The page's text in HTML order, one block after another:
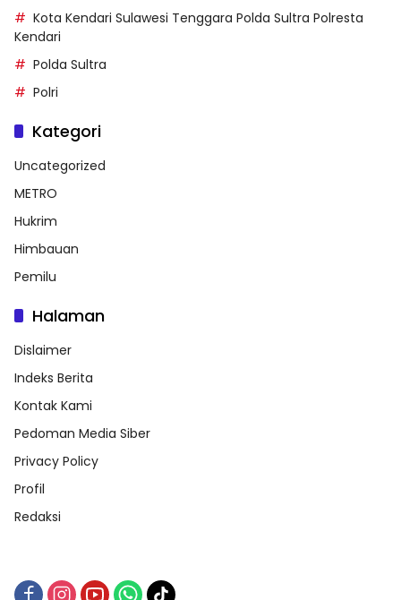
Kota Kendari Sulawesi Tenggara Polda Sultra Polresta
Kendari
Polda Sultra
Polri
Kategori
Uncategorized
METRO
Hukrim
Himbauan
Pemilu
Halaman
Dislaimer
Indeks Berita
Kontak Kami
Pedoman Media Siber
Privacy Policy
Profil
Redaksi